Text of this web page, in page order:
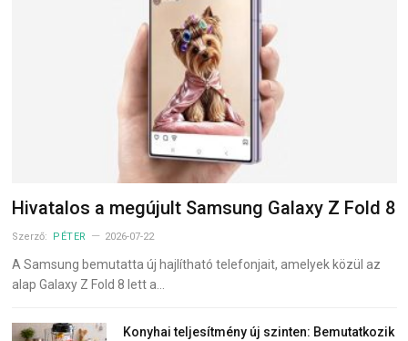
Hivatalos a megújult Samsung Galaxy Z Fold 8
Szerző: PÉTER 2026-07-22
A Samsung bemutatta új hajlítható telefonjait, amelyek közül az
alap Galaxy Z Fold 8 lett a…
Konyhai teljesítmény új szinten: Bemutatkozik